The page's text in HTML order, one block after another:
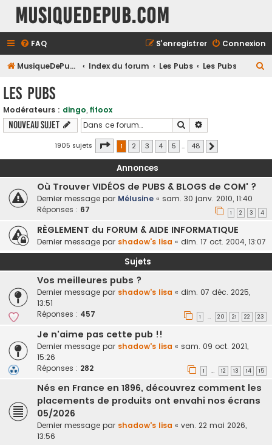
MusiqueDePub.com
FAQ Connexion
S’enregistrer
MusiqueDePub.com Index du forum Les Pubs Les Pubs
c
h
r
Les Pubs
Modérateurs : dingo, fifoox
Nouveau sujet Rechercher
1905 sujets Page 1sur48
1 2 3 4 5 … 48
Annonces
Où Trouver VIDÉOS de PUBS & BLOGS de COM' ?
Dernier message par Mélusine « sam. 30 janv. 2010, 11:40
Réponses : 67 1 2 3 4
RÈGLEMENT du FORUM & AIDE INFORMATIQUE
Dernier message par shadow's lisa « dim. 17 oct. 2004, 13:07
Sujets
Vos meilleures pubs ?
Dernier message par shadow's lisa « dim. 07 déc. 2025,
13:51
Réponses : 457 1 … 20 21 22 23
Je n'aime pas cette pub !!
Dernier message par shadow's lisa « sam. 09 oct. 2021,
15:26
Réponses : 282 1 … 12 13 14 15
Nés en France en 1896, découvrez comment les
placements de produits ont envahi nos écrans
05/2026
Dernier message par shadow's lisa « ven. 22 mai 2026,
13:56